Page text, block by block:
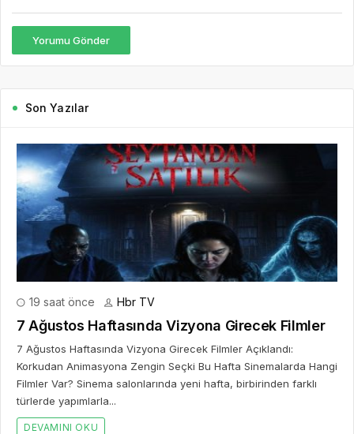
Yorumu Gönder
Son Yazılar
19 saat önce Hbr TV
7 Ağustos Haftasında Vizyona Girecek Filmler
7 Ağustos Haftasında Vizyona Girecek Filmler Açıklandı:
Korkudan Animasyona Zengin Seçki Bu Hafta Sinemalarda Hangi
Filmler Var? Sinema salonlarında yeni hafta, birbirinden farklı
türlerde yapımlarla...
DEVAMINI OKU